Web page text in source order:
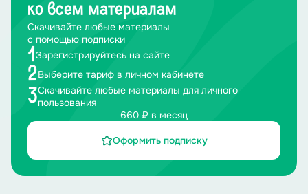
ко всем материалам
Скачивайте любые материалы
с помощью подписки
1 Зарегистрируйтесь на сайте
2Выберите тариф в личном кабинете
3Скачивайте любые материалы для личного
пользования
660 ₽ в месяц
Оформить подписку